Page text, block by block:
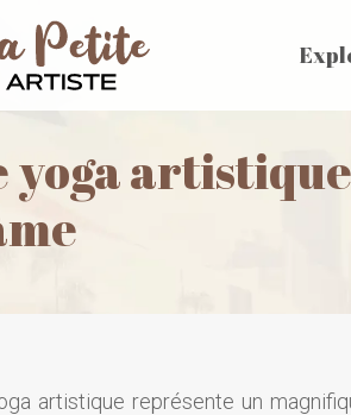
yoga
artistique représente un